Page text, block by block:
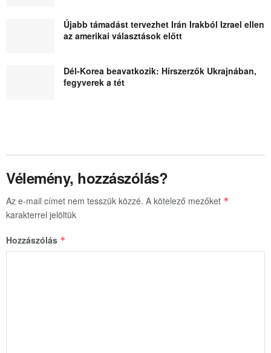
Újabb támadást tervezhet Irán Irakból Izrael ellen
az amerikai választások előtt
Dél-Korea beavatkozik: Hírszerzők Ukrajnában,
fegyverek a tét
Vélemény, hozzászólás?
Az e-mail címet nem tesszük közzé. A kötelező mezőket *
karakterrel jelöltük
Hozzászólás *